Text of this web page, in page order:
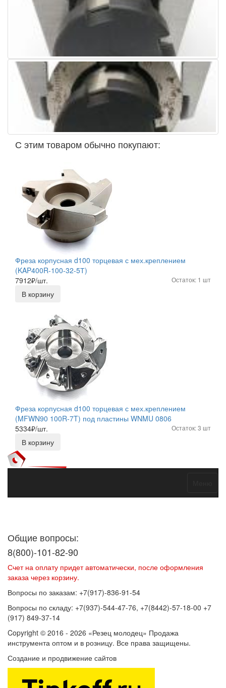
С этим товаром обычно покупают:
Фреза корпусная d100 торцевая с мех.креплением
(KAP400R-100-32-5Т)
7912₽/шт. Остаток: 1 шт
В корзину
Фреза корпусная d100 торцевая с мех.креплением
(MFWN90 100R-7T) под пластины WNMU 0806
5334₽/шт. Остаток: 3 шт
В корзину
Общие вопросы:
8(800)-101-82-90
Счет на оплату придет автоматически, после оформления
заказа через корзину.
Вопросы по заказам: +7(917)-836-91-54
Вопросы по складу: +7(937)-544-47-76, +7(8442)-57-18-00 +7
(917) 849-37-14
Copyright © 2016 - 2026 «Резец молодец» Продажа
инструмента оптом и в розницу. Все права защищены.
Создание и продвижение сайтов